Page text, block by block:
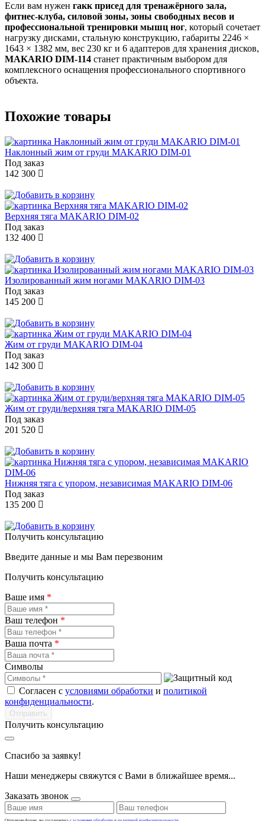
Если вам нужен гакк присед для тренажёрного зала,
фитнес-клуба, силовой зоны, зоны свободных весов и
профессиональной тренировки мышц ног, который сочетает
нагрузку дисками, стальную конструкцию, габариты 2246 ×
1643 × 1382 мм, вес 230 кг и 6 адаптеров для хранения дисков,
MAKARIO DIM-114 станет практичным выбором для
комплексного оснащения профессионального спортивного
объекта.
Похожие товары
Наклонный жим от груди MAKARIO DIM-01
Под заказ
142 300
Верхняя тяга MAKARIO DIM-02
Под заказ
132 400
Изолированный жим ногами MAKARIO DIM-03
Под заказ
145 200
Жим от груди MAKARIO DIM-04
Под заказ
142 300
Жим от груди/верхняя тяга MAKARIO DIM-05
Под заказ
201 520
Нижняя тяга с упором, независимая MAKARIO DIM-06
Под заказ
135 200
Получить консультацию
Введите данные и мы Вам перезвоним
Получить консультацию
Ваше имя *
Ваш телефон *
Ваша почта *
Символы
Согласен с условиями обработки и политикой
конфиденциальности.
Получить консультацию
Спасибо за заявку!
Наши менеджеры свяжутся с Вами в ближайшее время...
Заказать звонок